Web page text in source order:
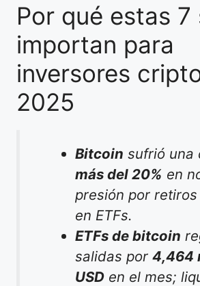
Por qué estas 7
importan para
inversores
2025
Bitcoin sufrió una
más del 20% en
presión por
en ETFs.
ETFs de bitcoin
salidas por4,464
USD en el mes;